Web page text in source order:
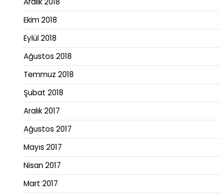
Ekim 2018
Eylül 2018
Ağustos 2018
Temmuz 2018
Şubat 2018
Aralık 2017
Ağustos 2017
Mayıs 2017
Nisan 2017
Mart 2017